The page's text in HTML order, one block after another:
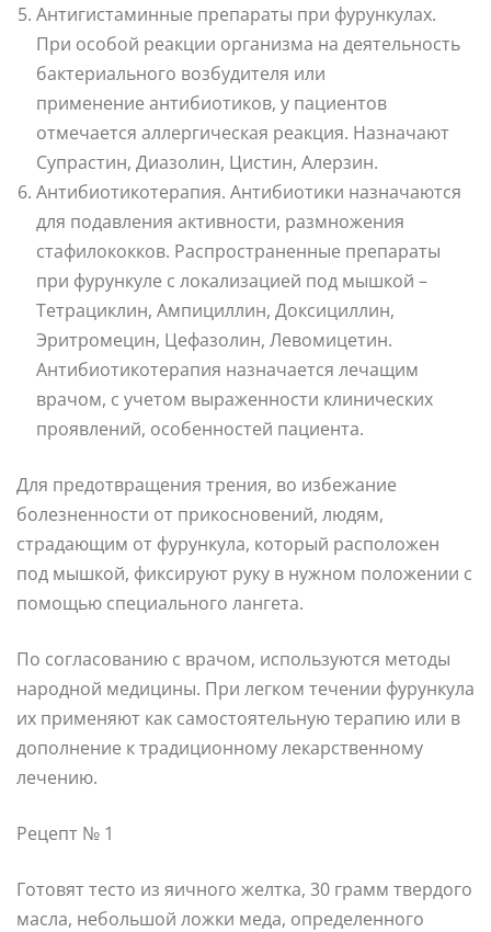
Антигистаминные препараты при фурункулах.
При особой реакции организма на деятельность
бактериального возбудителя или
применение антибиотиков, у пациентов
отмечается аллергическая реакция. Назначают
Супрастин, Диазолин, Цистин, Алерзин.
Антибиотикотерапия. Антибиотики назначаются
для подавления активности, размножения
стафилококков. Распространенные препараты
при фурункуле с локализацией под мышкой –
Тетрациклин, Ампициллин, Доксициллин,
Эритромецин, Цефазолин, Левомицетин.
Антибиотикотерапия назначается лечащим
врачом, с учетом выраженности клинических
проявлений, особенностей пациента.
Для предотвращения трения, во избежание
болезненности от прикосновений, людям,
страдающим от фурункула, который расположен
под мышкой, фиксируют руку в нужном положении с
помощью специального лангета.
По согласованию с врачом, используются методы
народной медицины. При легком течении фурункула
их применяют как самостоятельную терапию или в
дополнение к традиционному лекарственному
лечению.
Рецепт № 1
Готовят тесто из яичного желтка, 30 грамм твердого
масла, небольшой ложки меда, определенного